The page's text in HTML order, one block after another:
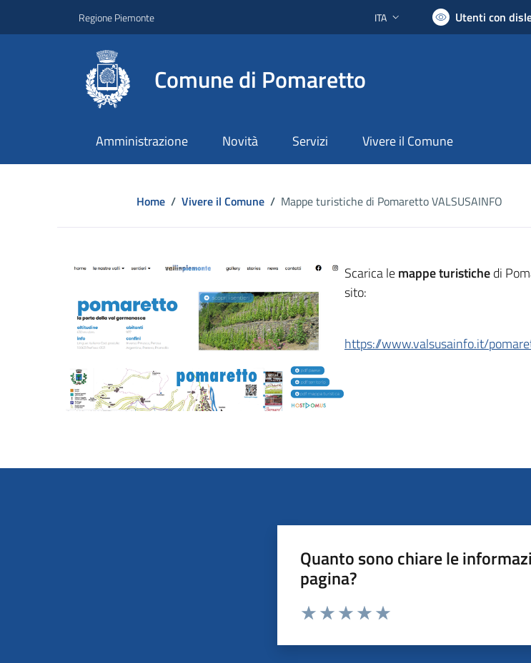
Regione Piemonte Lingua attiva:
ITA Utenti con
Comune di Pomaretto
Amministrazione Novità Servizi Vivere il Comune
Home / Vivere il Comune / Mappe turistiche di Pomaretto VALSUSAINFO
Scarica lemappe turistichedi
sito:
https://www.valsusainfo.it/
Quanto sono chiare le
pagina?
Valuta da 1 a 5 stelle la pagina